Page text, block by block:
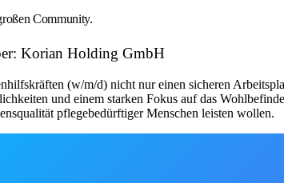
Community.
Korian Holding GmbH
(w/m/d) nicht nur einen sicheren
und einem starken Fokus auf das
pflegebedürftiger Menschen leisten wollen.